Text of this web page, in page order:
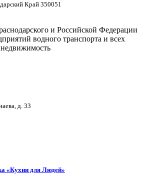
Край 350051
и Российской Федерации
водного транспорта и всех
д. 33
«Кухни для Людей»